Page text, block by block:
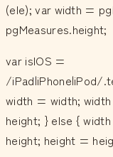
(ele); var width =
pgMeasures.height;
var isIOS =
/iPad|iPhone|iPod/
width = width;
height; } else {
height; height =